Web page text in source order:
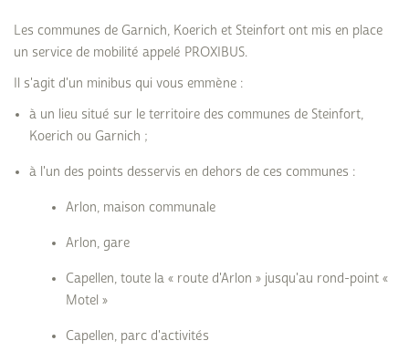
Les communes de Garnich, Koerich et Steinfort ont mis en place
un service de mobilité appelé PROXIBUS.
Il s'agit d'un minibus qui vous emmène :
à un lieu situé sur le territoire des communes de Steinfort,
Koerich ou Garnich ;
à l'un des points desservis en dehors de ces communes :
Arlon, maison communale
Arlon, gare
Capellen, toute la « route d'Arlon » jusqu'au rond-point «
Motel »
Capellen, parc d'activités